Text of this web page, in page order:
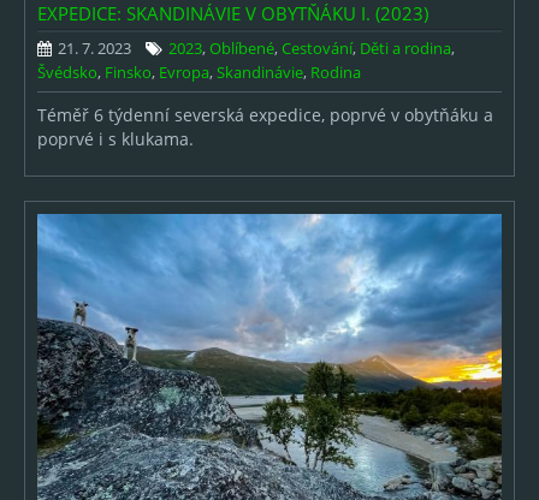
2026
2025
2024
2023
2021
2020
2019
2018
2017
EXPEDICE: SKANDINÁVIE V OBYTŇÁKU I. (2023)
21. 7. 2023 2023,Oblíbené,Cestování, Děti a rodina,
Švédsko, Finsko, Evropa,Skandinávie, Rodina
Téměř 6 týdenní severská expedice, poprvé v obytňáku a
poprvé i s klukama.